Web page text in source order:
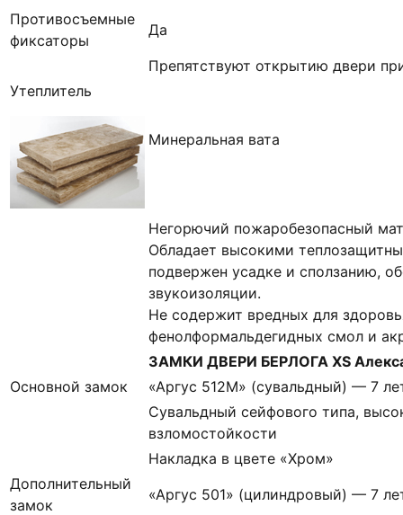
Противосъемные
фиксаторы
Да
Препятствуют открытию двери
Утеплитель
Минеральная вата
Негорючий пожаробезопасный
Обладает высокими
подвержен усадке и сползанию,
звукоизоляции.
Не содержит вредных для
фенолформальдегидных смол и
ЗАМКИ ДВЕРИ БЕРЛОГА ХS
Основной замок
«Аргус 512М» (сувальдный) — 7
Сувальдный сейфового типа,
взломостойкости
Накладка в цвете «Хром»
Дополнительный
замок
«Аргус 501» (цилиндровый) — 7